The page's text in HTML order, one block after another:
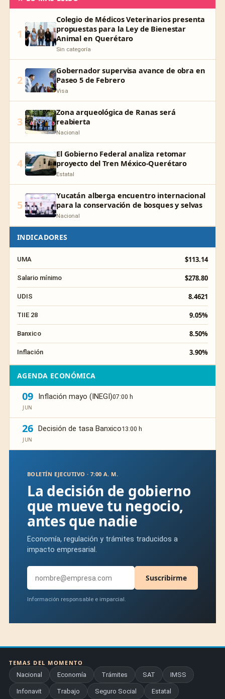
1
Colegio de Médicos Veterinarios presenta
propuestas para la Ley de Bienestar
Animal en Querétaro
Sin categoría
2
Gobernador supervisa avance de obra en
Paseo 5 de Febrero
Visa
3
Zona arqueológica de Ranas será
reabierta
Nacional
4
El Gobierno Federal analiza retomar
proyecto del Tren México-Querétaro
Estatal
5
Yucatán alberga encuentro internacional
para la conservación de bosques y selvas
Nacional
INDICADORES
UMA $113.14
Salario mínimo $278.80
UDIS 8.4621
TIIE 28 9.05%
Banxico 8.50%
Inflación 3.90%
AGENDA ECONÓMICA
09
JUN
Inflación mayo (INEGI)07:00 h
26
JUN
Decisión de tasa Banxico13:00 h
BOLETÍN EJECUTIVO · 7:00 A. M.
La decisión de gobierno
que mueve tu negocio,
antes que nadie
Economía, regulación y trámites traducidos a
impacto empresarial.
Suscribirme
Información responsable e imparcial.
TEMAS DEL MOMENTO
Nacional
Economía Trámites SAT IMSS
Infonavit Trabajo Seguro Social Estatal